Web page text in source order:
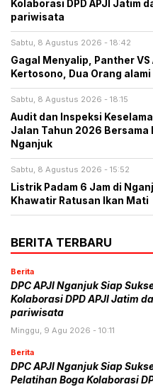
Kolaborasi DPD APJI Jatim
pariwisata
Sabtu, 8 Agustus 2026 - 18:42
Gagal Menyalip, Panther VS
Kertosono, Dua Orang
Sabtu, 8 Agustus 2026 - 18:15
Audit dan Inspeksi
Jalan Tahun 2026 Bersama
Nganjuk
Sabtu, 8 Agustus 2026 - 15:52
Listrik Padam 6 Jam di
Khawatir Ratusan Ikan Mati
BERITA TERBARU
Berita
DPC APJI Nganjuk Siap
Kolaborasi DPD APJI Jatim
pariwisata
Minggu, 9 Agu 2026 - 10:11
Berita
DPC APJI Nganjuk Siap
Pelatihan Boga Kolaborasi